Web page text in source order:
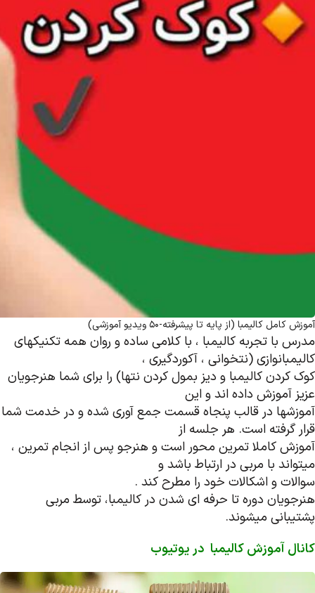
آموزش کامل کالیمبا (از پایه تا پیشرفته-50 ویدیو آموزشی)
مدرس با تجربه کالیمبا ، با کلامی ساده و روان همه تکنیکهای
کالیمبانوازی (نتخوانی ، آکوردگیری ،
کوک کردن کالیمبا و دیز بمول کردن نتها) را برای شما هنرجویان
عزیز آموزش داده اند و این
آموزشها در قالب پنجاه قسمت جمع آوری شده و در خدمت شما
قرار گرفته است. هر جلسه از
آموزش کاملا تمرین محور است و هنرجو پس از انجام تمرین ،
میتواند با مربی در ارتباط باشد و
سوالات و اشکالات خود را مطرح کند .
هنرجویان دوره تا حرفه ای شدن در کالیمبا، توسط مربی
پشتیبانی میشوند.
کانال آموزش کالیمبا در یوتیوب